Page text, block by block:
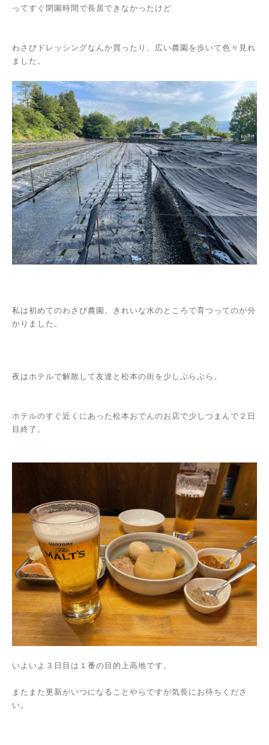
ってすぐ閉園時間で長居できなかったけど
わさびドレッシングなんか買ったり、広い農園を歩いて色々見れ
ました。
私は初めてのわさび農園。きれいな水のところで育つってのが分
かりました。
夜はホテルで解散して友達と松本の街を少しぶらぶら。
ホテルのすぐ近くにあった松本おでんのお店で少しつまんで２日
目終了。
いよいよ３日目は１番の目的上高地です。
またまた更新がいつになることやらですが気長にお待ちくださ
い。